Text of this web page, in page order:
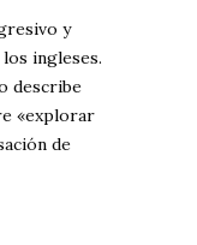
y
ingleses.
describe
«explorar
de